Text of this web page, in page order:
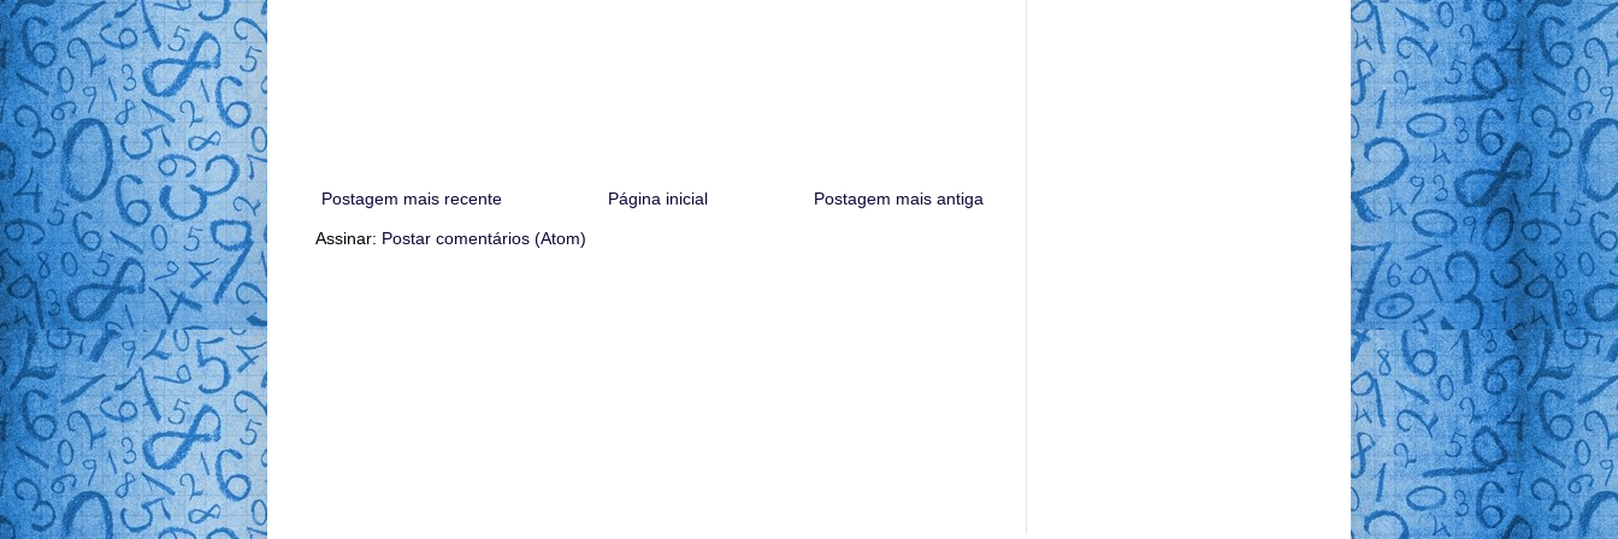
Postagem mais recente Postagem mais antiga
Página inicial
Assinar: Postar comentários (Atom)